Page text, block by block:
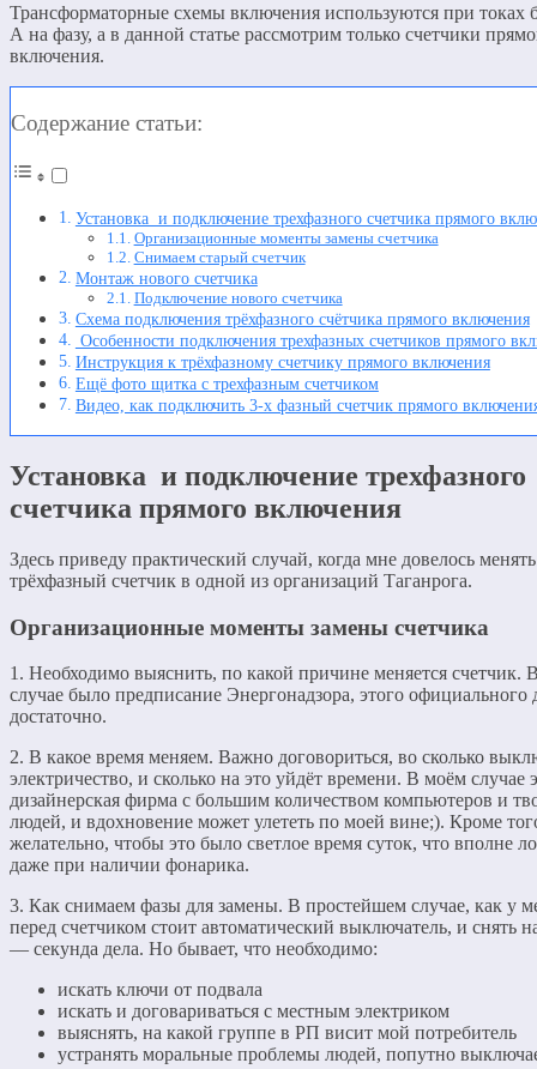
Трансформаторные схемы включения используются при токах
А на фазу, а в данной статье рассмотрим только счетчики
включения.
Содержание статьи:
Установка и подключение трехфазного счетчика прямого
Организационные моменты замены счетчика
Снимаем старый счетчик
Монтаж нового счетчика
Подключение нового счетчика
Схема подключения трёхфазного счётчика прямого включения
Особенности подключения трехфазных счетчиков прямого
Инструкция к трёхфазному счетчику прямого включения
Ещё фото щитка с трехфазным счетчиком
Видео, как подключить 3-х фазный счетчик прямого
Установка и подключение трехфазного
счетчика прямого включения
Здесь приведу практический случай, когда мне довелось менять
трёхфазный счетчик в одной из организаций Таганрога.
Организационные моменты замены счетчика
1. Необходимо выяснить, по какой причине меняется счетчик.
случае было предписание Энергонадзора, этого официального
достаточно.
2. В какое время меняем. Важно договориться, во сколько
электричество, и сколько на это уйдёт времени. В моём случае
дизайнерская фирма с большим количеством компьютеров и
людей, и вдохновение может улететь по моей вине;). Кроме
желательно, чтобы это было светлое время суток, что вполне
даже при наличии фонарика.
3. Как снимаем фазы для замены. В простейшем случае, как у
перед счетчиком стоит автоматический выключатель, и снять
— секунда дела. Но бывает, что необходимо:
искать ключи от подвала
искать и договариваться с местным электриком
выяснять, на какой группе в РП висит мой потребитель
устранять моральные проблемы людей, попутно